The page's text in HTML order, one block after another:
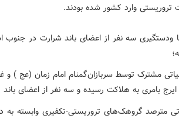
تروریستی وارد کشور شده بودند.
ودستگیری سه نفر از اعضای باند شرارت در
مشترک توسط سربازان‌گمنام امام زمان (عج ) و
ایرج بامری به هلاکت رسیده و سه نفر از اعضای
مترصد گروهک‌های تروریستی-تکفیری وابسته به